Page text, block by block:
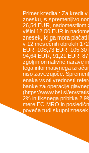
Primer kredita : Za kredit
znesku, s spremenljivo
26,54 EUR,
višini 12,00 EUR in
znesek, ki ga mora plačati
v 12 mesečnih obrokih
EUR, 108,73 EUR, 105,30
94,64 EUR, 91,21 EUR,
zgolj informativne narave
tega informativnega
niso zavezujoče.
enaka vsoti vrednosti
banke za operacije
(https://www.bsi.si/en/
2% in fiksnega pribitka
mere EC MRO in
poveča tudi skupni